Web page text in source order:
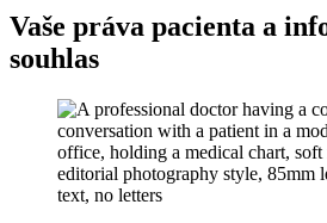
Vaše práva pacienta a
souhlas